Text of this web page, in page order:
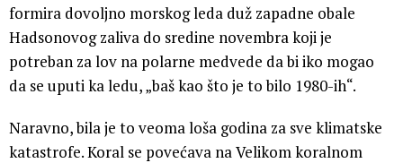
formira dovoljno morskog leda duž zapadne obale
Hadsonovog zaliva do sredine novembra koji je
potreban za lov na polarne medvede da bi iko mogao
da se uputi ka ledu, „baš kao što je to bilo 1980-ih“.
Naravno, bila je to veoma loša godina za sve klimatske
katastrofe. Koral se povećava na Velikom koralnom